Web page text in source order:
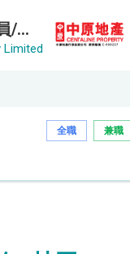
全職/兼職持牌營業員/持牌地產代理 (長沙灣/將軍澳/油塘)
Limited
全職 兼職